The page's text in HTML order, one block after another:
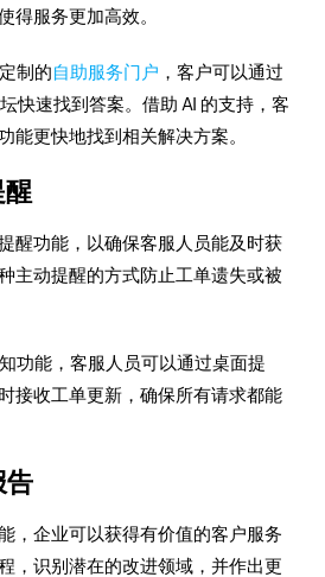
得服务更加高效。
制的自助服务门户 ，客户可以通过
快速找到答案。借助 AI 的支持，客
能更快地找到相关解决方案。
醒
醒功能，以确保客服人员能及时获
主动提醒的方式防止工单遗失或被
功能，客服人员可以通过桌面提
接收工单更新，确保所有请求都能
告
，企业可以获得有价值的客户服务
，识别潜在的改进领域，并作出更